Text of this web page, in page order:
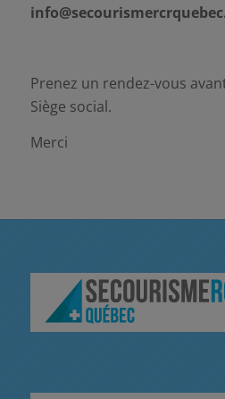
Prenez un rendez-vous
Siège social.
Merci